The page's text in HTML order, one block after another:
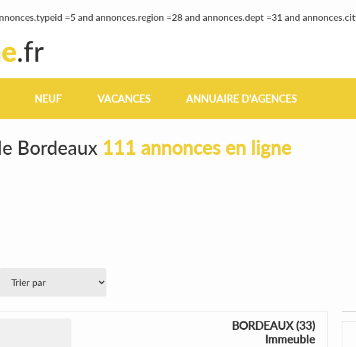
=5 and annonces.region =28 and annonces.dept =31 and
NEUF VACANCES ANNUAIRE D'AGENCES
Bordeaux 111 annonces en ligne
BORDEAUX (33)
Immeuble